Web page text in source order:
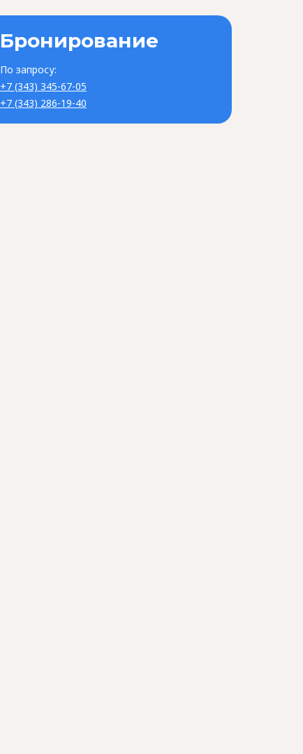
Бронирование
По запросу:
+7 (343) 345-67-05
+7 (343) 286-19-40